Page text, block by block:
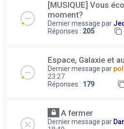
[MUSIQUE] Vous
moment?
Dernier message par
Réponses : 205
Espace, Galaxie et
Dernier message par
23:27
Réponses : 179
A fermer
Dernier message par